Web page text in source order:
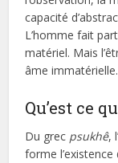
capacité
L’homme fait
matériel. Mais
âme immatérielle.
Qu’est ce
Du grec psukhê,
forme